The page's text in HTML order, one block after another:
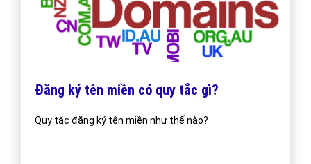
Đăng ký tên miền có quy tắc gì?
Quy tắc đăng ký tên miền như thế nào?